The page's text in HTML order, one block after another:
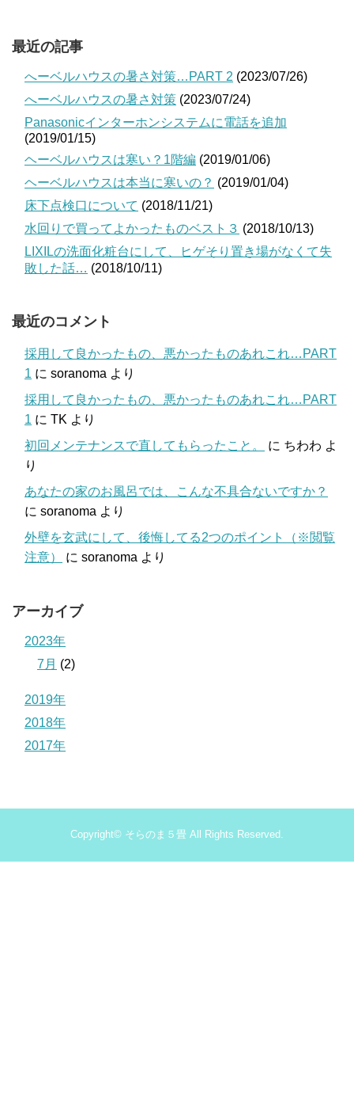
最近の記事
へーベルハウスの暑さ対策…PART 2 (2023/07/26)
へーベルハウスの暑さ対策 (2023/07/24)
Panasonicインターホンシステムに電話を追加
(2019/01/15)
ヘーベルハウスは寒い？1階編 (2019/01/06)
ヘーベルハウスは本当に寒いの？ (2019/01/04)
床下点検口について (2018/11/21)
水回りで買ってよかったものベスト３ (2018/10/13)
LIXILの洗面化粧台にして、ヒゲそり置き場がなくて失
敗した話… (2018/10/11)
最近のコメント
採用して良かったもの、悪かったものあれこれ…PART
1 に soranoma より
採用して良かったもの、悪かったものあれこれ…PART
1 に TK より
初回メンテナンスで直してもらったこと。
に ちわわ よ
り
あなたの家のお風呂では、こんな不具合ないですか？
に soranoma より
外壁を玄武にして、後悔してる2つのポイント（※閲覧
注意）
に soranoma より
アーカイブ
2023年
7月 (2)
2019年
2018年
2017年
Copyright© そらのま５畳 All Rights Reserved.